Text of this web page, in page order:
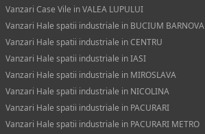
Vanzari Case Vile in VALEA LUPULUI
Vanzari Hale spatii industriale in BUCIUM BARNOVA
Vanzari Hale spatii industriale in CENTRU
Vanzari Hale spatii industriale in IASI
Vanzari Hale spatii industriale in MIROSLAVA
Vanzari Hale spatii industriale in NICOLINA
Vanzari Hale spatii industriale in PACURARI
Vanzari Hale spatii industriale in PACURARI METRO